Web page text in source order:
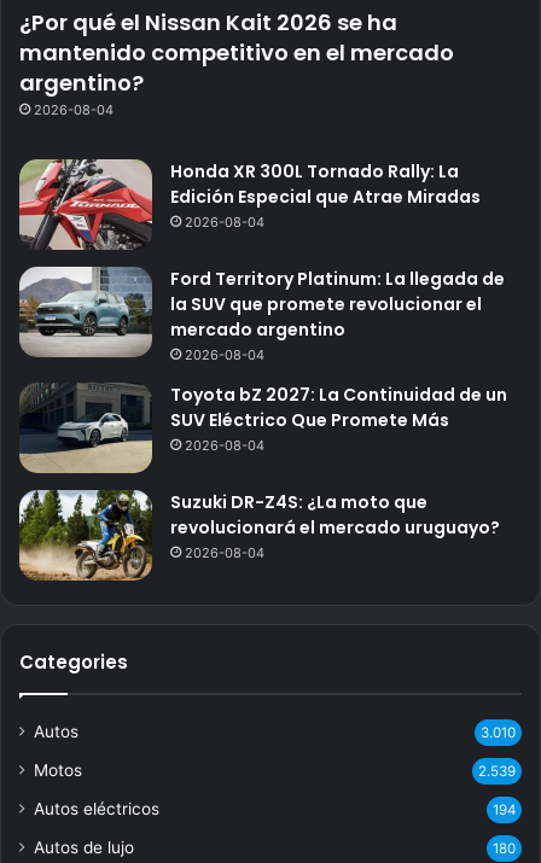
¿Por qué el Nissan Kait 2026 se ha
mantenido competitivo en el mercado
argentino?
2026-08-04
Honda XR 300L Tornado Rally: La
Edición Especial que Atrae Miradas
2026-08-04
Ford Territory Platinum: La llegada de
la SUV que promete revolucionar el
mercado argentino
2026-08-04
Toyota bZ 2027: La Continuidad de un
SUV Eléctrico Que Promete Más
2026-08-04
Suzuki DR-Z4S: ¿La moto que
revolucionará el mercado uruguayo?
2026-08-04
Categories
Autos 3.010
Motos 2.539
Autos eléctricos 194
Autos de lujo 180